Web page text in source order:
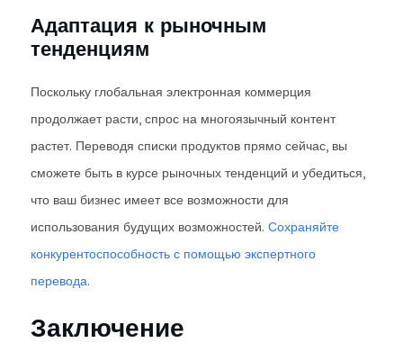
Адаптация к рыночным
тенденциям
Поскольку глобальная электронная коммерция
продолжает расти, спрос на многоязычный контент
растет. Переводя списки продуктов прямо сейчас, вы
сможете быть в курсе рыночных тенденций и убедиться,
что ваш бизнес имеет все возможности для
использования будущих возможностей. Сохраняйте
конкурентоспособность с помощью экспертного
перевода.
Заключение